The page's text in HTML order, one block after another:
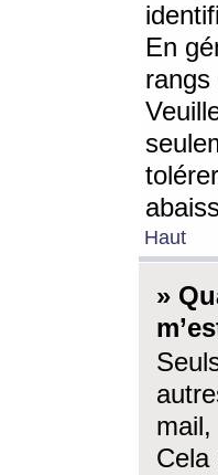
En
rangs
Haut
»
Cela